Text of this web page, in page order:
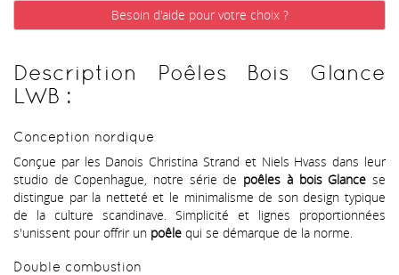
Besoin d'aide pour votre choix ?
Description Poêles Bois Glance
LWB :
Conception nordique
Conçue par les Danois Christina Strand et Niels Hvass dans leur
studio de Copenhague, notre série de poêles à bois Glance se
distingue par la netteté et le minimalisme de son design typique
de la culture scandinave. Simplicité et lignes proportionnées
s'unissent pour offrir un poêle qui se démarque de la norme.
Double combustion